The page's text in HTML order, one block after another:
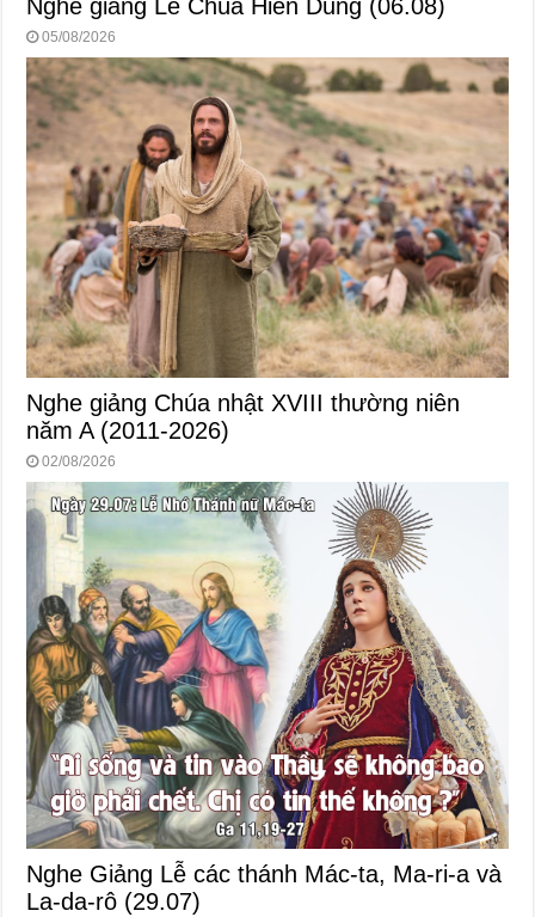
Nghe giảng Lễ Chúa Hiển Dung (06.08)
05/08/2026
Nghe giảng Chúa nhật XVIII thường niên
năm A (2011-2026)
02/08/2026
Nghe Giảng Lễ các thánh Mác-ta, Ma-ri-a và
La-da-rô (29.07)